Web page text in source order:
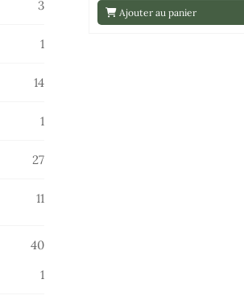
33
1
1414
1
2727
11
4040
1
Ajouter au panier